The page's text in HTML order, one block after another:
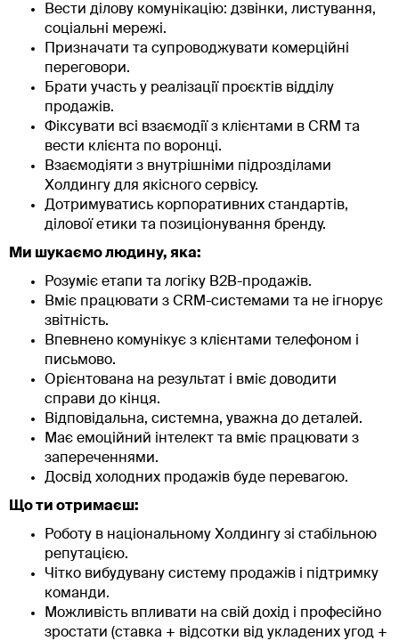
Вести ділову комунікацію: дзвінки, листування,
соціальні мережі.
Призначати та супроводжувати комерційні
переговори.
Брати участь у реалізації проєктів відділу
продажів.
Фіксувати всі взаємодії з клієнтами в CRM та
вести клієнта по воронці.
Взаємодіяти з внутрішніми підрозділами
Холдингу для якісного сервісу.
Дотримуватись корпоративних стандартів,
ділової етики та позиціонування бренду.
Ми шукаємо людину, яка:
Розуміє етапи та логіку B2B-продажів.
Вміє працювати з CRM-системами та не ігнорує
звітність.
Впевнено комунікує з клієнтами телефоном і
письмово.
Орієнтована на результат і вміє доводити
справи до кінця.
Відповідальна, системна, уважна до деталей.
Має емоційний інтелект та вміє працювати з
запереченнями.
Досвід холодних продажів буде перевагою.
Що ти отримаєш:
Роботу в національному Холдингу зі стабільною
репутацією.
Чітко вибудувану систему продажів і підтримку
команди.
Можливість впливати на свій дохід і професійно
зростати (ставка + відсотки від укладених угод +